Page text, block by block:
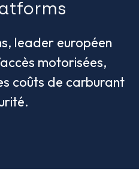
leader européen
motorisées,
coûts de carburant